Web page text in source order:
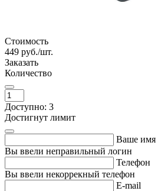
Стоимость
449 руб./шт.
Заказать
Количество
Доступно: 3
Достигнут лимит
Ваше имя
Вы ввели неправильный логин
Телефон
Вы ввели некоррекный телефон
E-mail